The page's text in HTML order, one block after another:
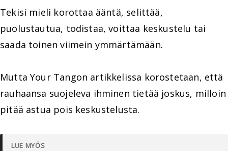
Tekisi mieli korottaa ääntä, selittää,
puolustautua, todistaa, voittaa keskustelu tai
saada toinen viimein ymmärtämään.
Mutta Your Tangon artikkelissa korostetaan, että
rauhaansa suojeleva ihminen tietää joskus, milloin
pitää astua pois keskustelusta.
LUE MYÖS